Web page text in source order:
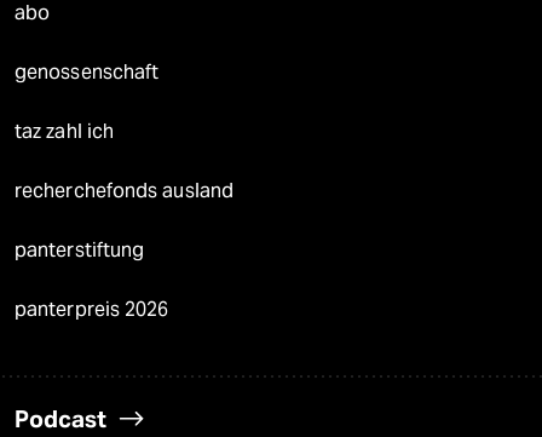
abo
genossenschaft
taz zahl ich
recherchefonds ausland
panterstiftung
panterpreis 2026
Podcast